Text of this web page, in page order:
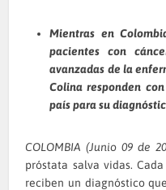
Mientras en
pacientes con
avanzadas de la
Colina responden
país para su
COLOMBIA (Junio 09
próstata salva vidas.
reciben un diagnóstico